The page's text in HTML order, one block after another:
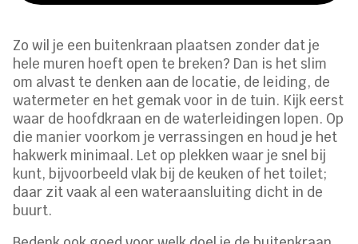
Zo wil je een buitenkraan plaatsen zonder dat je
hele muren hoeft open te breken? Dan is het slim
om alvast te denken aan de locatie, de leiding, de
watermeter en het gemak voor in de tuin. Kijk eerst
waar de hoofdkraan en de waterleidingen lopen. Op
die manier voorkom je verrassingen en houd je het
hakwerk minimaal. Let op plekken waar je snel bij
kunt, bijvoorbeeld vlak bij de keuken of het toilet;
daar zit vaak al een wateraansluiting dicht in de
buurt.